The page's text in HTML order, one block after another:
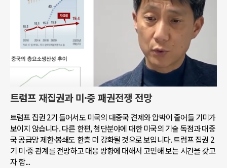
트럼프 재집권과 미·중 패권전쟁 전망
트럼프 집권 2기 들어서도 미국의 대중국 견제와 압박이 줄어들 기미가
보이지 않습니다. 다른 한편, 첨단분야에 대한 미국의 기술 독점과 대중
국 공급망 제한·봉쇄도 한층 더 강화될 것으로 보입니다. 트럼프 집권 2
기 미·중 관계를 전망하고 대응 방향에 대해서 고민해 보는 시간을 갖고
자 합...